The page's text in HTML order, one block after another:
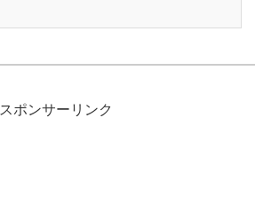
スポンサーリンク